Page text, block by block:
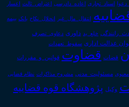
اسناد_تجاری اعاده_دادرسی اعتراض_ثالث اعسار
انتقال_مال_غیر انحلال_نکاح بانک بیمه
خلع_ید داوری دعاوی_تصرف
عدالت اداری سقوط_تعهدات
قضات قضاوت قوانین_و_مقررات
مسئولیت_مدنی مشروح مذاکرات نظام قضایی
وکیل پژوهشگاه قوه قضاییه